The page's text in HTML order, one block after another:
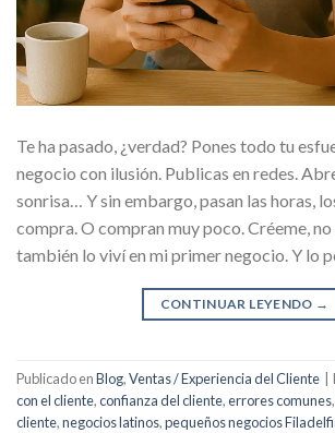
Te ha pasado, ¿verdad? Pones todo tu
negocio con ilusión. Publicas en redes.
sonrisa… Y sin embargo, pasan las horas,
compra. O compran muy poco. Créeme, no
también lo viví en mi primer negocio. Y lo
CONTINUAR LEYENDO →
Publicado enBlog,Ventas / Experiencia del Cliente
con el cliente,confianza del cliente,errores comunes,
cliente,negocios latinos,pequeños negocios